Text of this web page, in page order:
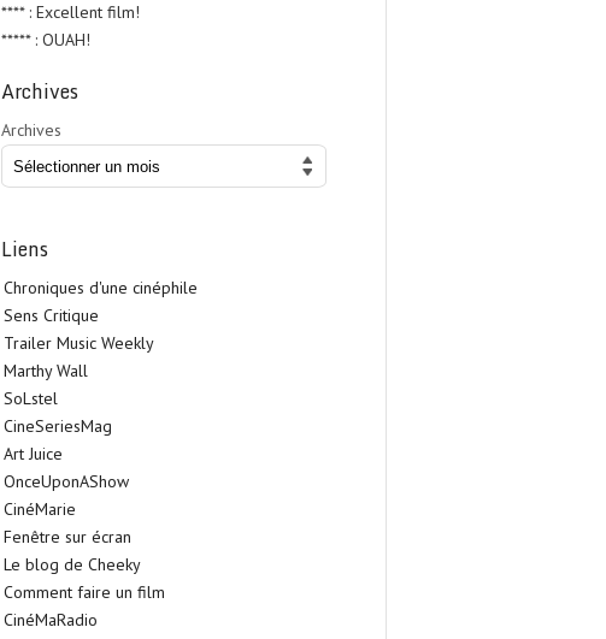
**** : Excellent film!
***** : OUAH!
Archives
Archives
Liens
Chroniques d'une cinéphile
Sens Critique
Trailer Music Weekly
Marthy Wall
SoLstel
CineSeriesMag
Art Juice
OnceUponAShow
CinéMarie
Fenêtre sur écran
Le blog de Cheeky
Comment faire un film
CinéMaRadio